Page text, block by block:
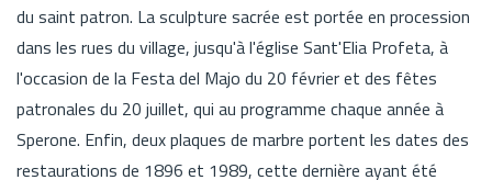
du saint patron. La sculpture sacrée est portée en procession
dans les rues du village, jusqu'à l'église Sant'Elia Profeta, à
l'occasion de la Festa del Majo du 20 février et des fêtes
patronales du 20 juillet, qui au programme chaque année à
Sperone. Enfin, deux plaques de marbre portent les dates des
restaurations de 1896 et 1989, cette dernière ayant été